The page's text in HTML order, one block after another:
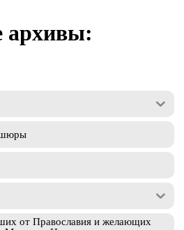
архивы:
от Православия и желающих